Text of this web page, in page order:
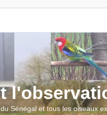
Sénégal et tous les oiseaux